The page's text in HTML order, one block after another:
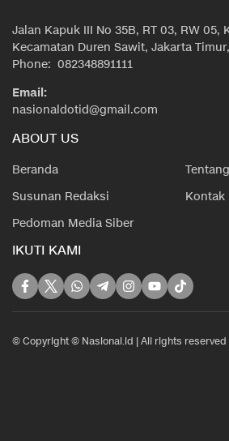
Jalan Kapuk III No 35B, RT 03, RW 05,
Kecamatan Duren Sawit, Jakarta
Phone: 082348891111
Email:
nasionaldotid@gmail.com
ABOUT US
Beranda
Susunan Redaksi
Kontak
Pedoman Media Siber
IKUTI KAMI
© Copyright © Nasional.id | All rights reserved